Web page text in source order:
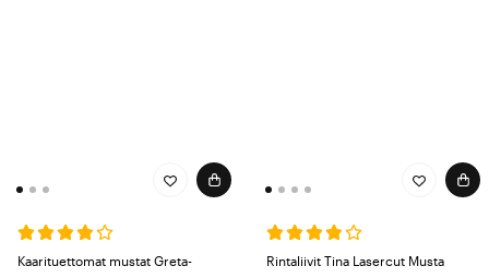
Kaarituettomat mustat Greta-
Rintaliivit Tina Lasercut Musta